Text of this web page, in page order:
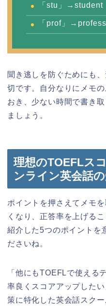
「stu」→student
「prof」
聞き逃しを防ぐためにも
切です。自分なりにメモ
おき、少ない時間で書き
ましょう。
理想のTOEFLス
ンライン英会話
ポイントを押さえてメモ
くなり、正答率を上げる
紹介した5つのポイントを
ださいね。
「他にもTOEFLで使える
率良くスコアアップした
策に特化した英会話スク